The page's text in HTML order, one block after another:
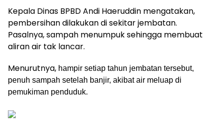
Kepala Dinas BPBD Andi Haeruddin mengatakan,
pembersihan dilakukan di sekitar jembatan.
Pasalnya, sampah menumpuk sehingga membuat
aliran air tak lancar.
Menurutnya, hampir setiap tahun jembatan tersebut,
penuh sampah setelah banjir, akibat air meluap di
pemukiman penduduk.